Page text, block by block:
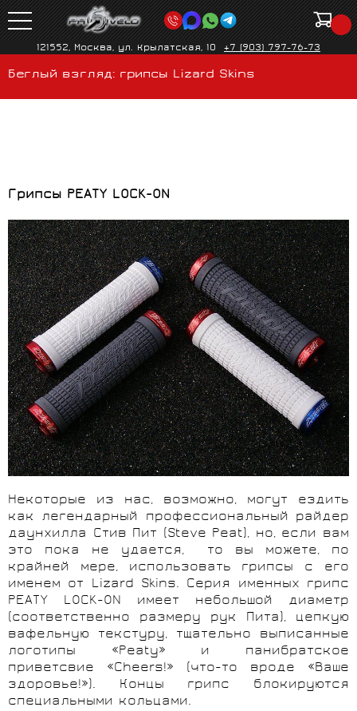
121552, Москва, ул. Крылатская, 10 +7 (903) 797-76-73
Беглый взгляд: грипсы Lizard Skins
Грипсы PEATY LOCK-ON
Некоторые из нас, возможно, могут ездить
как легендарный профессиональный райдер
даунхилла Стив Пит (Steve Peat), но, если вам
это пока не удается,
то вы можете, по
крайней мере, использовать грипсы с его
именем от Lizard Skins. Серия именных грипс
PEATY LOCK-ON имеет небольшой диаметр
(соответственно размеру рук Пита), цепкую
вафельную текстуру, тщательно выписанные
логотипы «Peaty» и панибратское
приветсвие «Cheers!» (что-то вроде «Ваше
здоровье!»). Концы грипс блокируются
специальными кольцами.